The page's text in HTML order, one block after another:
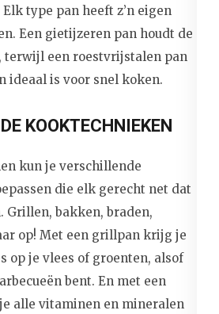
type pan heeft z’n eigen
Een gietijzeren pan houdt de
terwijl een roestvrijstalen pan
ideaal is voor snel koken.
KOOKTECHNIEKEN
kun je verschillende
die elk gerecht net dat
Grillen, bakken, braden,
op! Met een grillpan krijg je
op je vlees of groenten, alsof
bent. En met een
alle vitaminen en mineralen